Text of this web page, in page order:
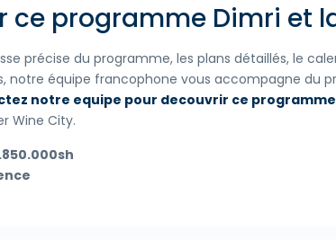
ce programme Dimri et
précise du programme, les plans détaillés, le
notre équipe francophone vous accompagne du
notre equipe pour decouvrir ce
Wine City.